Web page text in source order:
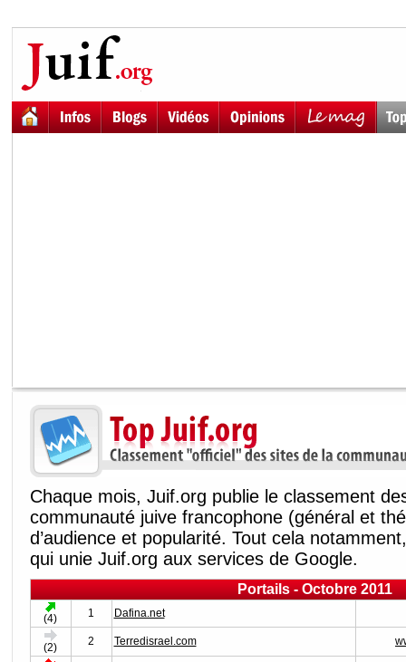
Chaque mois, Juif.org publie le classement
communauté juive francophone (général et
d’audience et popularité. Tout cela
qui unie Juif.org aux services de Google.
Portails - Octobre 2011
(4) 1 Dafina.net
(2) 2 Terredisrael.com